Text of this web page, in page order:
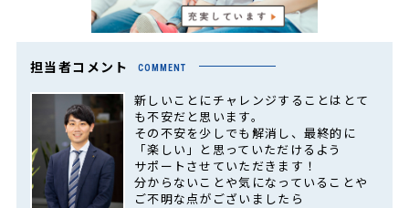
担当者コメント COMMENT
新しいことにチャレンジすることはとて
も不安だと思います。
その不安を少しでも解消し、最終的に
「楽しい」と思っていただけるよう
サポートさせていただきます！
分からないことや気になっていることや
ご不明な点がございましたら